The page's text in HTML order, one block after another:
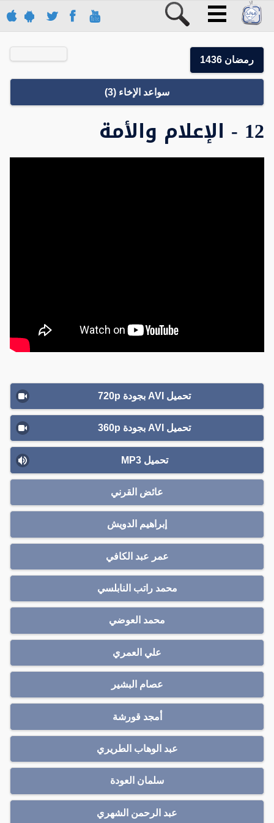
رمضان 1436
سواعد الإخاء (3)
12 - الإعلام والأمة
تحميل AVI بجودة 720p
تحميل AVI بجودة 360p
تحميل MP3
عائض القرني
إبراهيم الدويش
عمر عبد الكافي
محمد راتب النابلسي
محمد العوضي
علي العمري
عصام البشير
أمجد قورشة
عبد الوهاب الطريري
سلمان العودة
عبد الرحمن الشهري